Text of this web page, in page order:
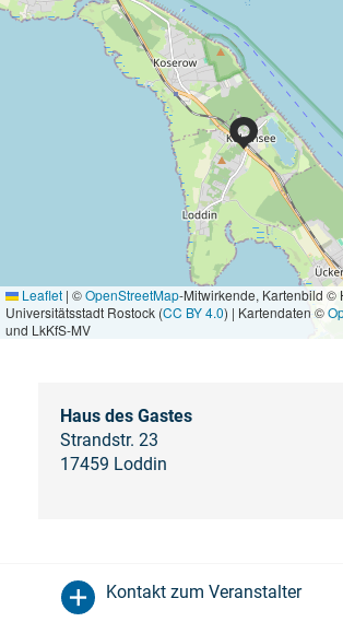
Leaflet | ©OpenStreetMap-Mitwirkende, Kartenbild ©
Universitätsstadt Rostock (CC BY 4.0) | Kartendaten ©
und LkKfS-MV
Haus des Gastes
Strandstr. 23
17459 Loddin
Kontakt zum Veranstalter